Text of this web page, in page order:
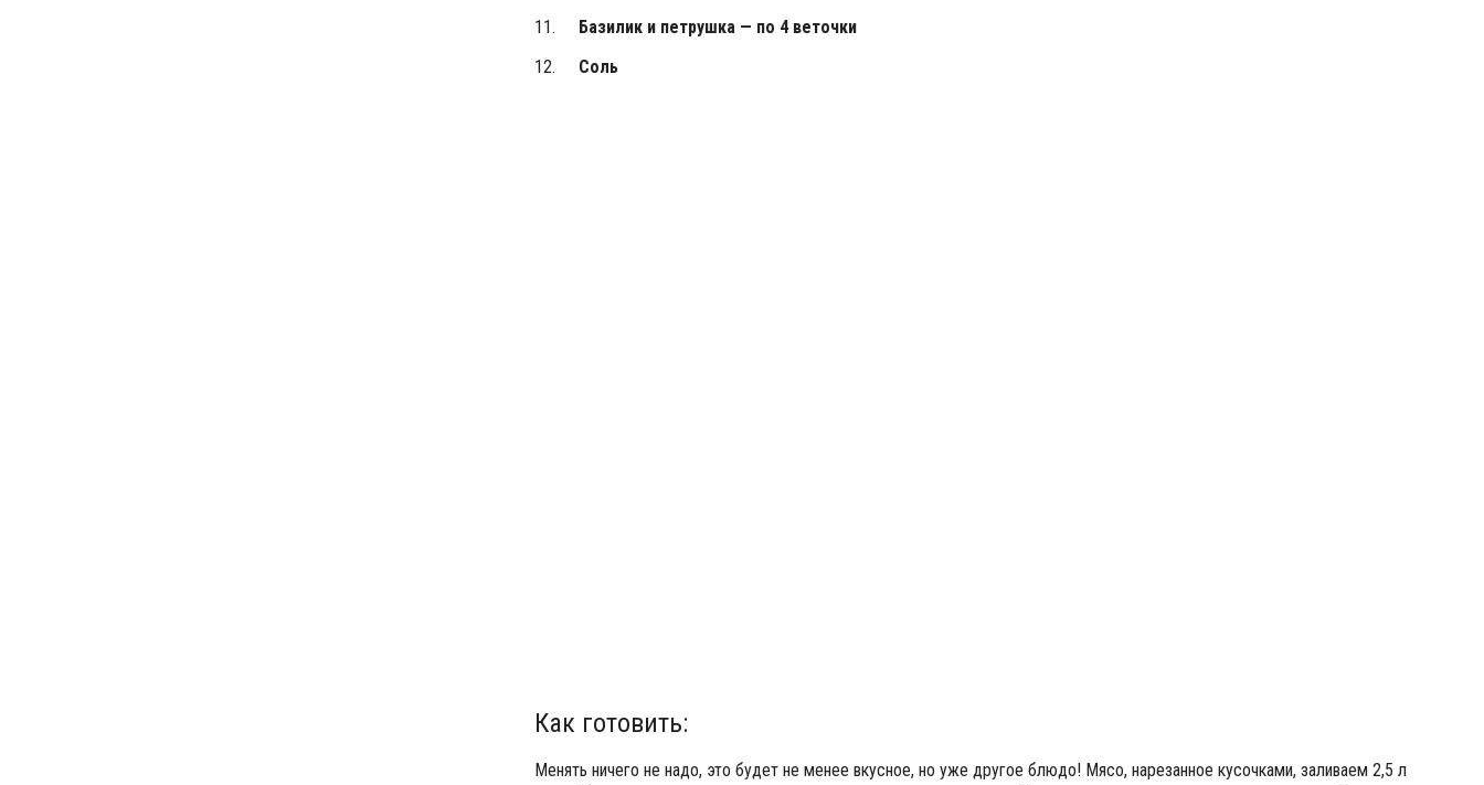
Базилик и петрушка — по 4 веточки
Соль
Как готовить:
Менять ничего не надо, это будет не менее вкусное, но уже другое блюдо! Мясо, нарезанное кусочками, заливаем 2,5 л